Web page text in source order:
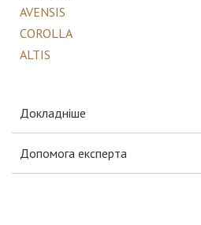
AVENSIS
COROLLA
ALTIS
Докладніше
Допомога експерта